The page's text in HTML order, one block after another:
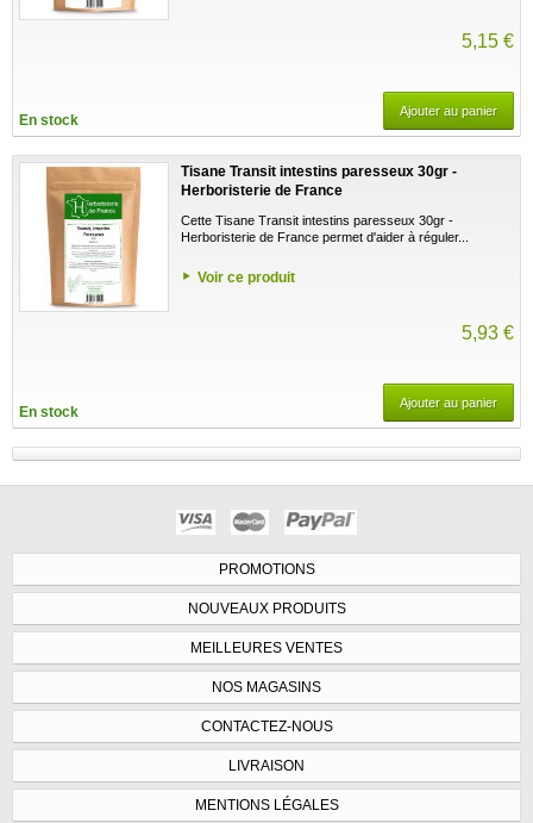
5,15 €
En stock
Ajouter au panier
Tisane Transit intestins paresseux 30gr -
Herboristerie de France
Cette Tisane Transit intestins paresseux 30gr -
Herboristerie de France permet d'aider à réguler...
Voir ce produit
5,93 €
En stock
Ajouter au panier
PROMOTIONS
NOUVEAUX PRODUITS
MEILLEURES VENTES
NOS MAGASINS
CONTACTEZ-NOUS
LIVRAISON
MENTIONS LÉGALES